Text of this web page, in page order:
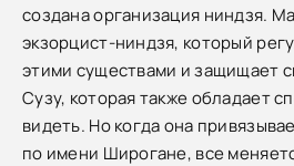
создана организация ниндзя.
экзорцист-ниндзя, который
этими существами и защищает
Сузу, которая также обладает
видеть. Но когда она
по имени Широгане, все